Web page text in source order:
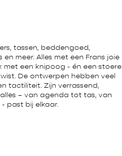
tassen, beddengoed,
meer. Alles met een Frans joie
met een knipoog - én een stoere
De ontwerpen hebben veel
tactiliteit. Zijn verrassend,
– van agenda tot tas, van
past bij elkaar.